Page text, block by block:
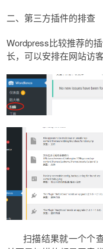
二、第三方插件的排查
Wordpress比较推荐的
长，可以安排在网站访
扫描结果就一个个